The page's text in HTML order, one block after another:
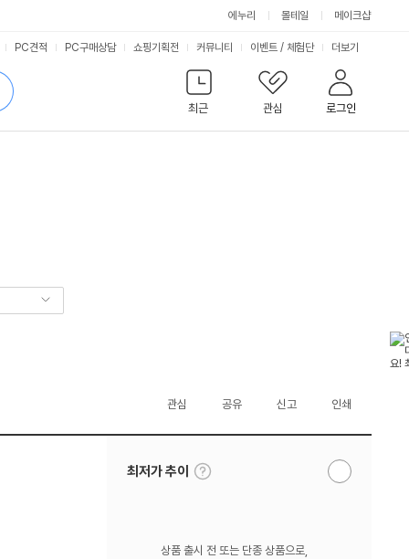
에누리 몰테일 메이크샵
최근
관심 로그인
PC견적 PC구매상담 쇼핑기획전 커뮤니티 이벤트 / 체험단 서
비
스
더보기
관심 공유 신고 인쇄
최저가 추이
툴
팁
알
상품 출시 전 또는 단종 상품으로,